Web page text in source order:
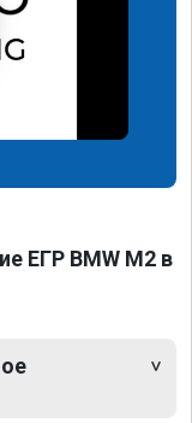
ЕГР BMW M2 в